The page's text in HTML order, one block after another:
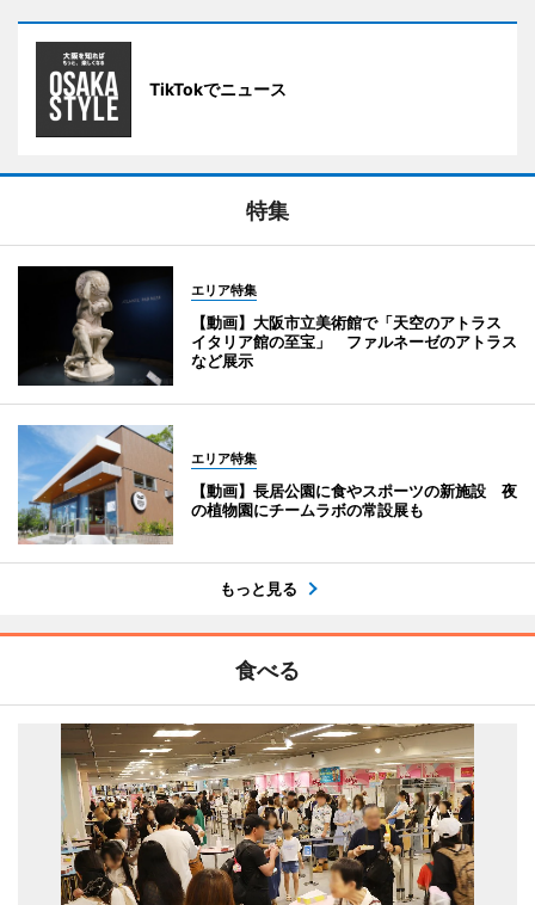
TikTokでニュース
特集
エリア特集
【動画】大阪市立美術館で「天空のアトラス
イタリア館の至宝」 ファルネーゼのアトラス
など展示
エリア特集
【動画】長居公園に食やスポーツの新施設 夜
の植物園にチームラボの常設展も
もっと見る
食べる